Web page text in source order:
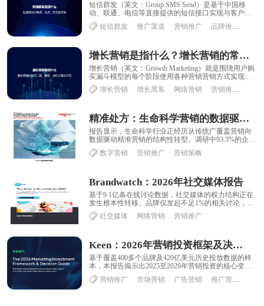
短信群发（英文：Group SMS Send）是基于中国移
动、联通、电信等直接提供的短信接口实现与客户指
定号码进行短信批量发送和自定义发送的......
短信群发 推广渠道 营销推广 品牌推广
增长营销是指什么？增长营销的常用工具、模型、分析步骤及作用
增长营销（英文：Growth Marketing）就是围绕用户购
买漏斗模型的每个阶段使用各种营销营销方式实现用
户的转换，着重于数据驱动策略，......
增长营销 增长黑客 网络营销 营销推广
精准处方：生命科学营销的数据驱动未来
报告显示，生命科学行业正经历从传统广覆盖营销向
数据驱动精准营销的结构性转型。调研中93.3%的企业
在过去两年提升了精准营销投入，且90%预计......
数字营销 营销推广 营销策略
Brandwatch：2026年社交媒体报告
基于9.1亿条在线讨论数据，社交媒体的权力结构正在
发生根本性转移。品牌仅发起不足1%的相关讨论，而
99%的品牌对话发生在用户主导的场景中，品......
社交媒体 网络营销 营销推广
Keen：2026年营销投资框架及决策指南
基于覆盖400多个品牌及420亿美元历史投放数据的样
本，本报告揭示出2025至2026年营销投资的核心变化
并非预算收缩，而是结构性重构。 数......
营销推广 市场营销 广告营销 推广营销